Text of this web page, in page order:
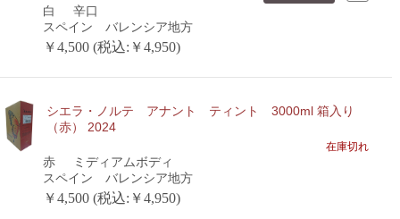
白
辛口
スペイン バレンシア地方
￥4,500 (税込:￥4,950)
シエラ・ノルテ アナント ティント 3000ml 箱入り
（赤） 2024
在庫切れ
赤
ミディアムボディ
スペイン バレンシア地方
￥4,500 (税込:￥4,950)